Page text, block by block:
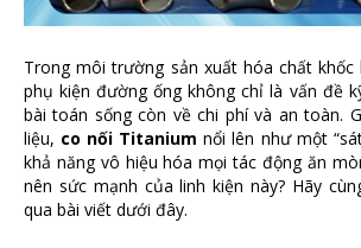
Trong môi trường sản xuất hóa chất khốc
phụ kiện đường ống không chỉ là vấn đề
bài toán sống còn về chi phí và an toàn.
liệu, co nối Titanium nổi lên như một
khả năng vô hiệu hóa mọi tác động ăn
nên sức mạnh của linh kiện này? Hãy
qua bài viết dưới đây.